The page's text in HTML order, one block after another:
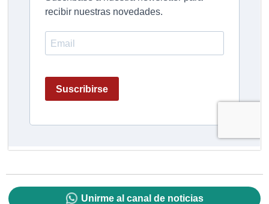
Unirme al canal de noticias